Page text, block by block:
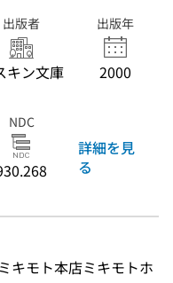
出版者
キン文庫
出版年
2000
NDC
詳細を見
る
キモト本店ミキモトホ